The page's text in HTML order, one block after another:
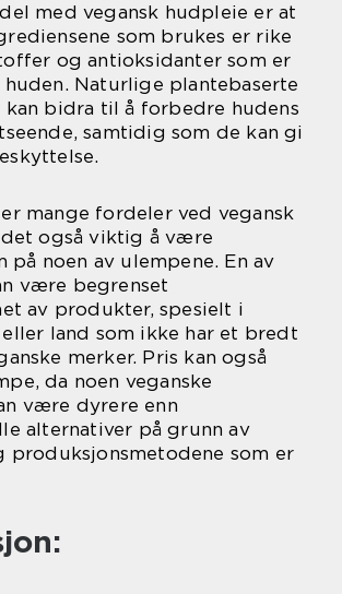
med vegansk hudpleie er at
som brukes er rike
og antioksidanter som er
Naturlige plantebaserte
kan bidra til å forbedre hudens
samtidig som de kan gi
mange fordeler ved vegansk
også viktig å være
på noen av ulempene. En av
være begrenset
av produkter, spesielt i
land som ikke har et bredt
merker. Pris kan også
da noen veganske
være dyrere enn
alternativer på grunn av
produksjonsmetodene som er